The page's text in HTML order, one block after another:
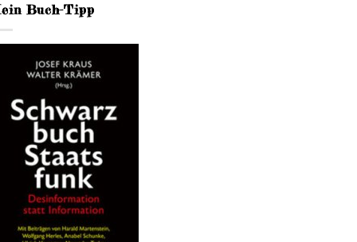
Buch-Tipp